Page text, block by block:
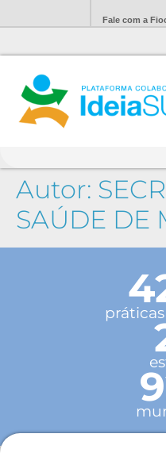
Fale com a
Autor:
SAÚDE DE